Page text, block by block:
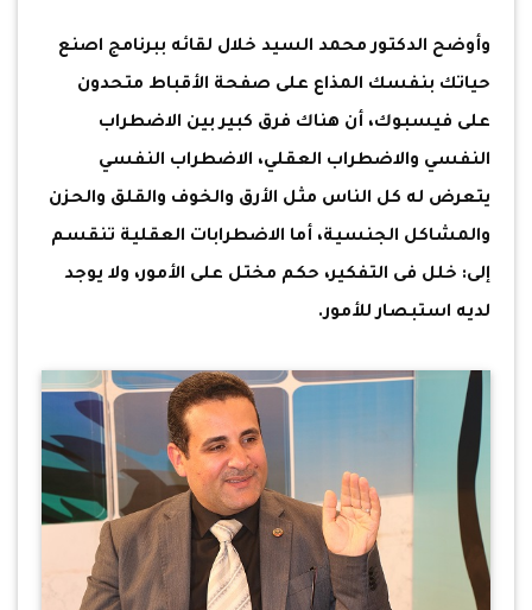
وأوضح الدكتور محمد السيد خلال لقائه ببرنامج اصنع
حياتك بنفسك المذاع على صفحة الأقباط متحدون
على فيسبوك، أن هناك فرق كبير بين الاضطراب
النفسي والاضطراب العقلي، الاضطراب النفسي
يتعرض له كل الناس مثل الأرق والخوف والقلق والحزن
والمشاكل الجنسية، أما الاضطرابات العقلية تنقسم
إلى: خلل فى التفكير، حكم مختل على الأمور، ولا يوجد
لديه استبصار للأمور.